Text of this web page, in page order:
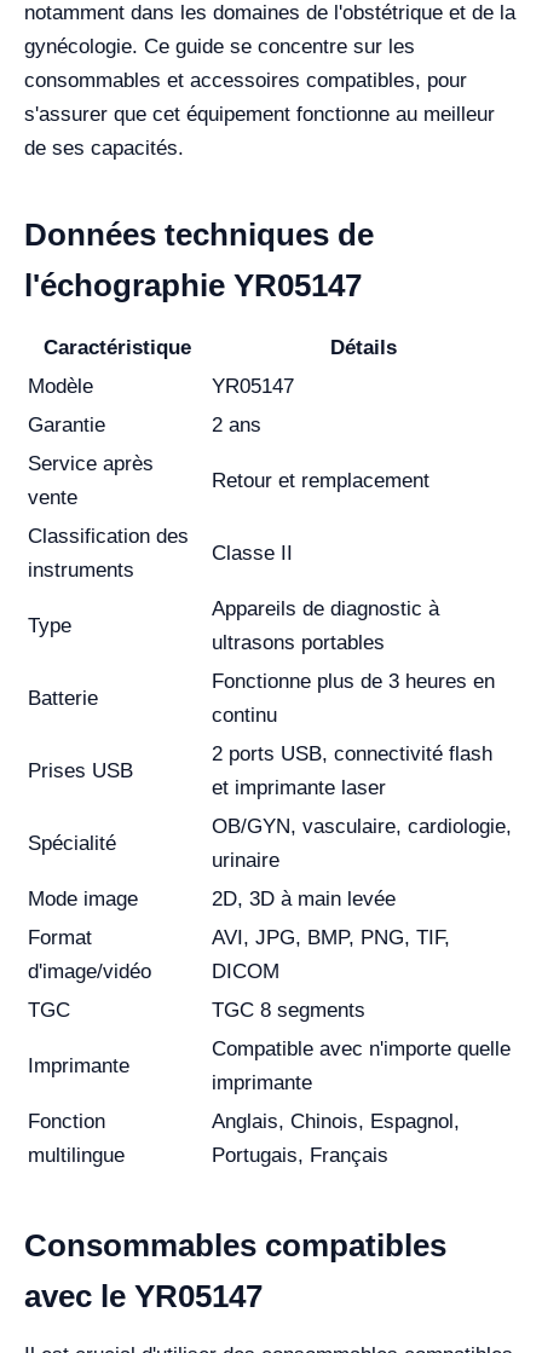
notamment dans les domaines de l'obstétrique et de la
gynécologie. Ce guide se concentre sur les
consommables et accessoires compatibles, pour
s'assurer que cet équipement fonctionne au meilleur
de ses capacités.
Données techniques de
l'échographie YR05147
Caractéristique
Détails
Modèle
YR05147
Garantie
2 ans
Service après
vente
Retour et remplacement
Classification des
instruments
Classe II
Type
Appareils de diagnostic à
ultrasons portables
Batterie
Fonctionne plus de 3 heures en
continu
Prises USB
2 ports USB, connectivité flash
et imprimante laser
Spécialité
OB/GYN, vasculaire, cardiologie,
urinaire
Mode image
2D, 3D à main levée
Format
d'image/vidéo
AVI, JPG, BMP, PNG, TIF,
DICOM
TGC
TGC 8 segments
Imprimante
Compatible avec n'importe quelle
imprimante
Fonction
multilingue
Anglais, Chinois, Espagnol,
Portugais, Français
Consommables compatibles
avec le YR05147